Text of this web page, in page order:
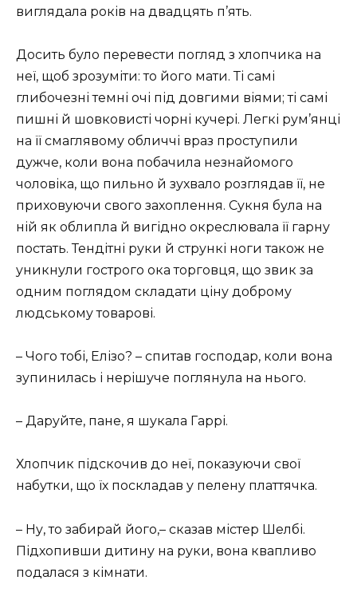
виглядала років на двадцять п’ять.
Досить було перевести погляд з хлопчика на
неї, щоб зрозуміти: то його мати. Ті самі
глибочезні темні очі під довгими віями; ті самі
пишні й шовковисті чорні кучері. Легкі рум’янці
на її смаглявому обличчі враз проступили
дужче, коли вона побачила незнайомого
чоловіка, що пильно й зухвало розглядав її, не
приховуючи свого захоплення. Сукня була на
ній як облипла й вигідно окреслювала її гарну
постать. Тендітні руки й стрункі ноги також не
уникнули гострого ока торговця, що звик за
одним поглядом складати ціну доброму
людському товарові.
– Чого тобі, Елізо? – спитав господар, коли вона
зупинилась і нерішуче поглянула на нього.
– Даруйте, пане, я шукала Гаррі.
Хлопчик підскочив до неї, показуючи свої
набутки, що їх поскладав у пелену платтячка.
– Ну, то забирай його,– сказав містер Шелбі.
Підхопивши дитину на руки, вона квапливо
подалася з кімнати.